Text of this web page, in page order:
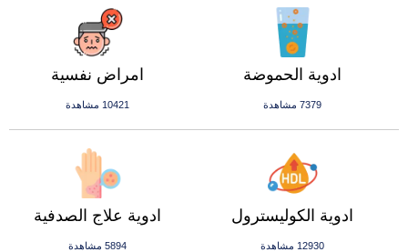
امراض نفسية
10421 مشاهدة
ادوية الحموضة
7379 مشاهدة
ادوية علاج الصدفية
5894 مشاهدة
ادوية الكوليسترول
12930 مشاهدة